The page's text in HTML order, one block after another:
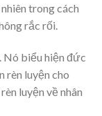
trong cách
rắc rối.
Nó biểu hiện đức
rèn luyện cho
luyện về nhân